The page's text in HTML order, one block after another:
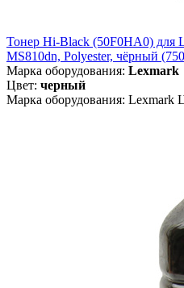
Тонер Hi-Black (50F0HA0) для
MS810dn, Polyester, чёрный
Марка оборудования: Lexmark
Цвет: черный
Марка оборудования: Lexmark